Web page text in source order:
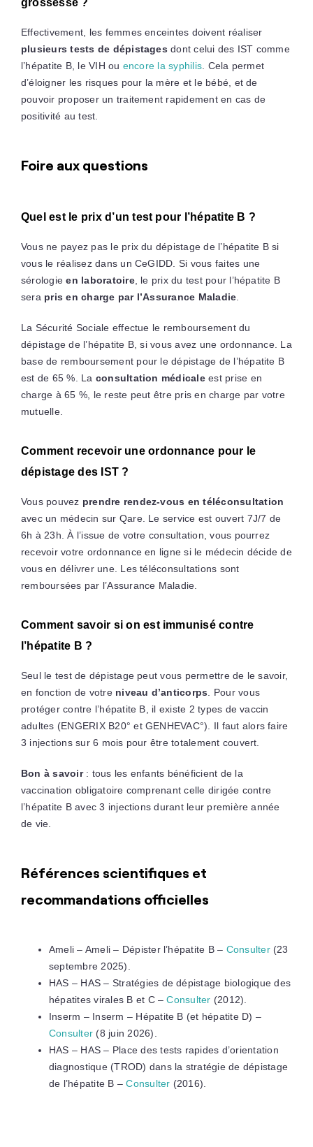
grossesse ?
Effectivement, les femmes enceintes doivent réaliser
plusieurs tests de dépistages dont celui des IST comme
l’hépatite B, le VIH ou encore la syphilis. Cela permet
d’éloigner les risques pour la mère et le bébé, et de
pouvoir proposer un traitement rapidement en cas de
positivité au test.
Foire aux questions
Quel est le prix d’un test pour l’hépatite B ?
Vous ne payez pas le prix du dépistage de l’hépatite B si
vous le réalisez dans un CeGIDD. Si vous faites une
sérologieen laboratoire, le prix du test pour l’hépatite B
serapris en charge par l’Assurance Maladie.
La Sécurité Sociale effectue le remboursement du
dépistage de l’hépatite B, si vous avez une ordonnance. La
base de remboursement pour le dépistage de l’hépatite B
est de 65 %. La consultation médicaleest prise en
charge à 65 %, le reste peut être pris en charge par votre
mutuelle.
Comment recevoir une ordonnance pour le
dépistage des IST ?
Vous pouvez prendre rendez-vous en téléconsultation
avec un médecin sur Qare. Le service est ouvert 7J/7 de
6h à 23h. À l’issue de votre consultation, vous pourrez
recevoir votre ordonnance en ligne si le médecin décide de
vous en délivrer une. Les téléconsultations sont
remboursées par l’Assurance Maladie.
Comment savoir si on est immunisé contre
l’hépatite B ?
Seul le test de dépistage peut vous permettre de le savoir,
en fonction de votre niveau d’anticorps. Pour vous
protéger contre l’hépatite B, il existe 2 types de vaccin
adultes (ENGERIX B20° et GENHEVAC°). Il faut alors faire
3 injections sur 6 mois pour être totalement couvert.
Bon à savoir: tous les enfants bénéficient de la
vaccination obligatoire comprenant celle dirigée contre
l’hépatite B avec 3 injections durant leur première année
de vie.
Références scientifiques et
recommandations officielles
Ameli – Ameli – Dépister l’hépatite B – Consulter(23
septembre 2025).
HAS – HAS – Stratégies de dépistage biologique des
hépatites virales B et C –Consulter (2012).
Inserm – Inserm – Hépatite B (et hépatite D) –
Consulter (8 juin 2026).
HAS – HAS – Place des tests rapides d’orientation
diagnostique (TROD) dans la stratégie de dépistage
de l’hépatite B –Consulter (2016).